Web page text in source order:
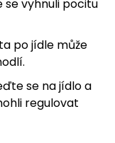
vyhnuli pocitu
po jídle může
se na jídlo a
regulovat